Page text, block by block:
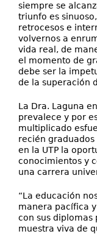
siempre se
triunfo es
retrocesos e
volvernos a
vida real, de
el momento de
debe ser la
de la superación
La Dra. Laguna
prevalece y por
multiplicado
recién
en la UTP la
conocimientos y
una carrera
“La educación
manera pacífica
con sus diplomas
muestra viva de